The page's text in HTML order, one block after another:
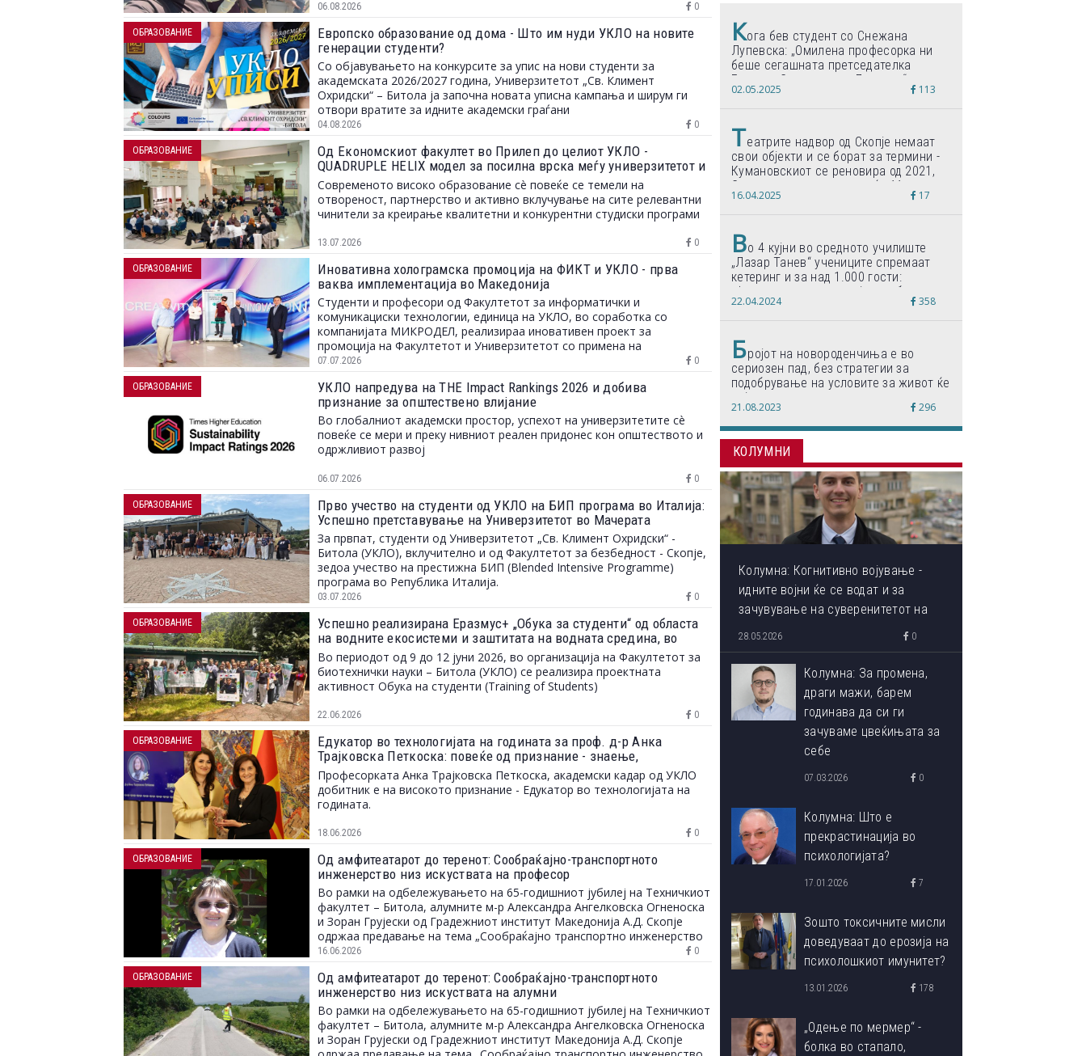
06.08.2026 0
Европско образование од дома - Што им нуди УКЛО на новите
генерации студенти?
Со објавувањето на конкурсите за упис на нови студенти за
академската 2026/2027 година, Универзитетот „Св. Климент
Охридски“ – Битола ја започна новата уписна кампања и ширум ги
отвори вратите за идните академски граѓани
04.08.2026 0
ОБРАЗОВАНИЕ
Од Економскиот факултет во Прилеп до целиот УКЛО -
QUADRUPLE HELIX модел за посилна врска меѓу универзитетот и
пазарот на трудот
Современото високо образование сè повеќе се темели на
отвореност, партнерство и активно вклучување на сите релевантни
чинители за креирање квалитетни и конкурентни студиски програми
13.07.2026 0
ОБРАЗОВАНИЕ
Иновативна холограмска промоција на ФИКТ и УКЛО - прва
ваква имплементација во Македонија
Студенти и професори од Факултетот за информатички и
комуникациски технологии, единица на УКЛО, во соработка со
компанијата МИКРОДЕЛ, реализираа иновативен проект за
промоција на Факултетот и Универзитетот со примена на
холограмска технологија.
07.07.2026 0
ОБРАЗОВАНИЕ
УКЛО напредува на THE Impact Rankings 2026 и добива
признание за општествено влијание
Во глобалниот академски простор, успехот на универзитетите сè
повеќе се мери и преку нивниот реален придонес кон општеството и
одржливиот развој
06.07.2026 0
ОБРАЗОВАНИЕ
Прво учество на студенти од УКЛО на БИП програма во Италија:
Успешно претставување на Универзитетот во Мачерата
За првпат, студенти од Универзитетот „Св. Климент Охридски“ -
Битола (УКЛО), вклучително и од Факултетот за безбедност - Скопје,
зедоа учество на престижна БИП (Blended Intensive Programme)
програма во Република Италија.
03.07.2026 0
ОБРАЗОВАНИЕ
Успешно реализирана Еразмус+ „Обука за студенти“ од областа
на водните екосистеми и заштитата на водната средина, во
организација на Факултетот за биотехнички науки - Битола
(УКЛО)
Во периодот од 9 до 12 јуни 2026, во организација на Факултетот за
биотехнички науки – Битола (УКЛО) се реализира проектната
активност Обука на студенти (Training of Students)
22.06.2026 0
ОБРАЗОВАНИЕ
Едукатор во технологијата на годината за проф. д-р Анка
Трајковска Петкоска: повеќе од признание - знаење,
посветеност и верба во младите
Професорката Анка Трајковска Петкоска, академски кадар од УКЛО
добитник е на високото признание - Едукатор во технологијата на
годината.
18.06.2026 0
ОБРАЗОВАНИЕ
Од амфитеатарот до теренот: Сообраќајно-транспортното
инженерство низ искуствата на професор
Во рамки на одбележувањето на 65-годишниот јубилеј на Техничкиот
факултет – Битола, алумните м-р Александра Ангелковска Огненоска
и Зоран Грујески од Градежниот институт Македонија А.Д. Скопје
одржаа предавање на тема „Сообраќајно транспортно инженерство
– од теорија до пракса“.
16.06.2026 0
ОБРАЗОВАНИЕ
Од амфитеатарот до теренот: Сообраќајно-транспортното
инженерство низ искуствата на алумни
Во рамки на одбележувањето на 65-годишниот јубилеј на Техничкиот
факултет – Битола, алумните м-р Александра Ангелковска Огненоска
и Зоран Грујески од Градежниот институт Македонија А.Д. Скопје
ОБРАЗОВАНИЕ
Кога бев студент со Снежана
Лупевска: „Омилена професорка ни
беше сегашната претседателка
Гордана Сиљановска-Давкова“
02.05.2025 113
Театрите надвор од Скопје немаат
свои објекти и се борат за термини -
Кумановскиот се реновира од 2021,
Струмичкиот се гради веќе 11 години
16.04.2025 17
Во 4 кујни во средното училиште
„Лазар Танев“ учениците спремаат
кетеринг и за над 1.000 гости:
„Формиравме компанија и работиме
по светски стандарди“
22.04.2024 358
Бројот на новороденчиња е во
сериозен пад, без стратегии за
подобрување на условите за живот ќе
дојде до затворање на училишта,
предупредуваат експертите
21.08.2023 296
КОЛУМНИ
Колумна: Когнитивно војување -
идните војни ќе се водат и за
зачувување на суверенитетот на
сопствениот ум
28.05.2026 0
Колумна: За промена,
драги мажи, барем
годинава да си ги
зачуваме цвеќињата за
себе
07.03.2026 0
Колумна: Што е
прекрастинација во
психологијата?
17.01.2026 7
Зошто токсичните мисли
доведуваат до ерозија на
психолошкиот имунитет?
13.01.2026 178
„Одење по мермер“ -
болка во стапало,